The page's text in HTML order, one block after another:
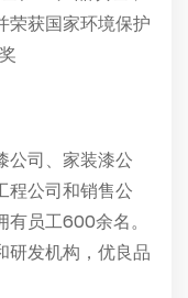
荣获国家环境保护
司、家装漆公
程公司和销售公
员工600余名。
研发机构，优良品